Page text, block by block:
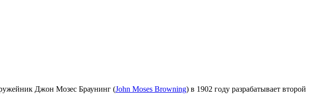
Джон Мозес Браунинг (John Moses Browning) в 1902 году разрабатывает второй